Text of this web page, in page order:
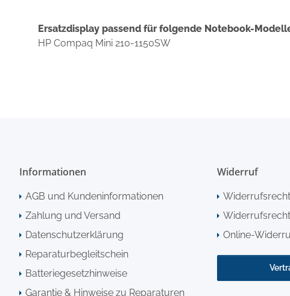
Ersatzdisplay passend für folgende Notebook-
HP Compaq Mini 210-1150SW
Informationen
AGB und Kundeninformationen
Zahlung und Versand
Datenschutzerklärung
Reparaturbegleitschein
Batteriegesetzhinweise
Garantie & Hinweise zu Reparaturen
Widerruf
Online-